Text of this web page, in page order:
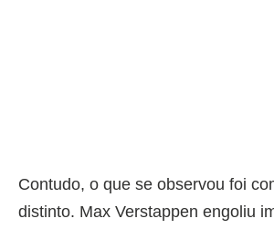
Contudo, o que se observou foi
distinto. Max Verstappen engoliu